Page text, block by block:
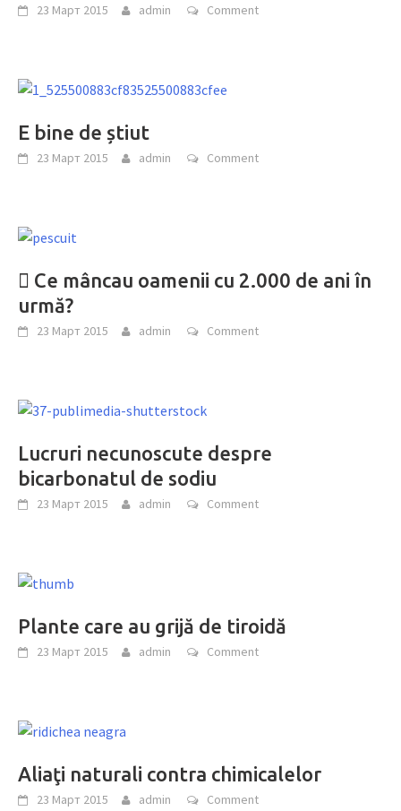
23 Март 2015 admin Comment
E bine de știut
23 Март 2015 admin Comment
 Ce mâncau oamenii cu 2.000 de ani în
urmă?
23 Март 2015 admin Comment
Lucruri necunoscute despre
bicarbonatul de sodiu
23 Март 2015 admin Comment
Plante care au grijă de tiroidă
23 Март 2015 admin Comment
Aliaţi naturali contra chimicalelor
23 Март 2015 admin Comment